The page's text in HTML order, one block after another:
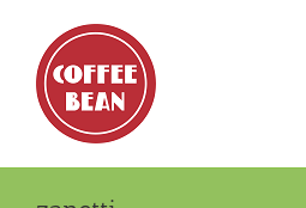
content